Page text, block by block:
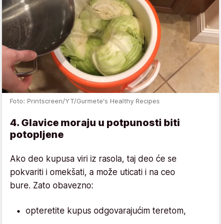
Foto: Printscreen/YT/Gurmete's Healthy Recipes
4. Glavice moraju u potpunosti biti
potopljene
Ako deo kupusa viri iz rasola, taj deo će se
pokvariti i omekšati, a može uticati i na ceo
bure. Zato obavezno:
opteretite kupus odgovarajućim teretom,